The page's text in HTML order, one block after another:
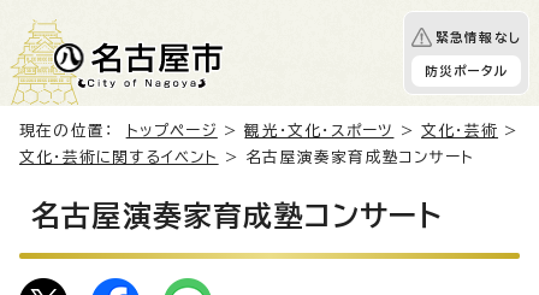
緊急情報なし
防災ポータル
現在の位置： トップページ >観光・文化・スポーツ >文化・芸術 >
文化・芸術に関するイベント
> 名古屋演奏家育成塾コンサート
名古屋演奏家育成塾コンサート